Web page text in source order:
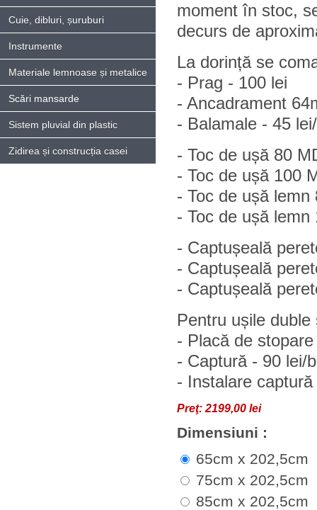
Cuie, dibluri, șuruburi
Instrumente
Materiale lemnoase și metalice
Scări mansarde
Sistem pluvial din plastic
Zidirea și construcția casei
moment în stoc,
decurs de
La dorință se
- Prag - 100 lei
- Ancadrament
- Balamale - 45
- Toc de ușă 80
- Toc de ușă 100
- Toc de ușă
- Toc de ușă
- Captușeală
- Captușeală
- Captușeală
Pentru ușile
- Placă de
- Captură - 90 lei/
- Instalare
Preţ: 2199,00 lei
Dimensiuni :
65cm x 202,5cm
75cm x 202,5cm
85cm x 202,5cm